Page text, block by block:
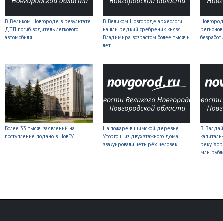
В Великом Новгороде в результате
ДТП погиб водитель легкового
автомобиля
В Великом Новгороде археологи
нашли редкий сребреник князя
Владимира возрастом более тысячи
лет
Более 33 тысяч заявлений на
поступление подано в НовГУ
На пожаре в шимской деревне
Уторгош из двухэтажного дома
эвакуировали четырёх человек
В
реку
млн